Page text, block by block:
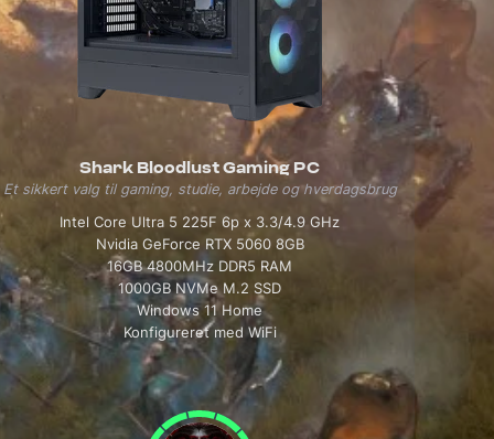
Shark Bloodlust Gaming PC
Et sikkert valg til gaming, studie, arbejde og hverdagsbrug
Intel Core Ultra 5 225F 6p x 3.3/4.9 GHz
Nvidia GeForce RTX 5060 8GB
16GB 4800MHz DDR5 RAM
1000GB NVMe M.2 SSD
Windows 11 Home
Konfigureret med WiFi